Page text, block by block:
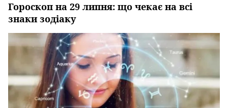
Гороскоп на 29 липня: що чекає на всі
знаки зодіаку